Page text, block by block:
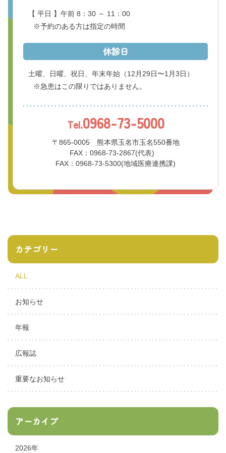
【 平日 】午前 8：30 ～ 11：00
※予約のある方は指定の時間
休診日
土曜、日曜、祝日、年末年始 （12月29日〜1月3日）
※急患はこの限りではありません。
Tel.0968-73-5000
〒865-0005 熊本県玉名市玉名550番地
FAX：0968-73-2867(代表)
FAX：0968-73-5300(地域医療連携課)
カテゴリー
ALL
お知らせ
年報
広報誌
重要なお知らせ
アーカイブ
2026年